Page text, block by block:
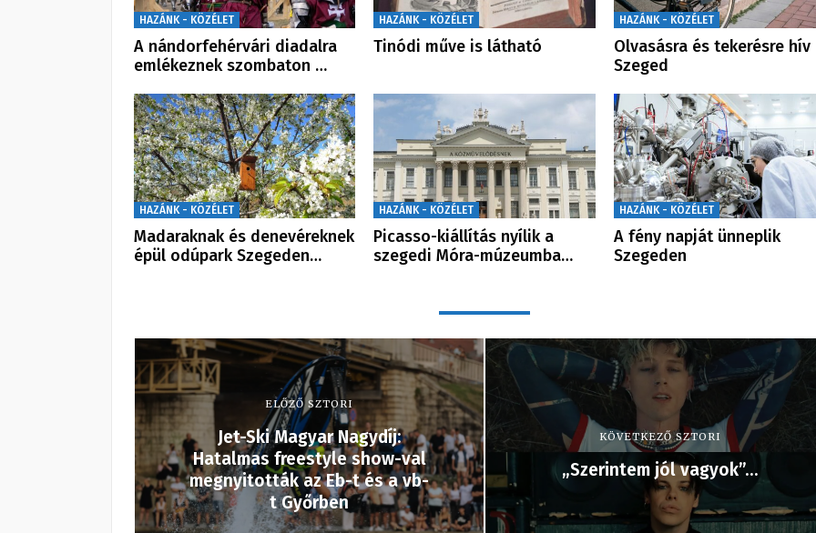
HAZÁNK - KÖZÉLET
A nándorfehérvári diadalra
emlékeznek szombaton …
HAZÁNK - KÖZÉLET
Tinódi műve is látható
HAZÁNK - KÖZÉLET
Olvasásra és tekerésre hív
Szeged
HAZÁNK - KÖZÉLET
Madaraknak és denevéreknek
épül odúpark Szegeden…
HAZÁNK - KÖZÉLET
Picasso-kiállítás nyílik a
szegedi Móra-múzeumba…
HAZÁNK - KÖZÉLET
A fény napját ünneplik
Szegeden
ELŐZŐ SZTORI
Jet-Ski Magyar Nagydíj:
Hatalmas freestyle show-val
megnyitották az Eb-t és a vb-
t Győrben
KÖVETKEZŐ SZTORI
„Szerintem jól vagyok”…